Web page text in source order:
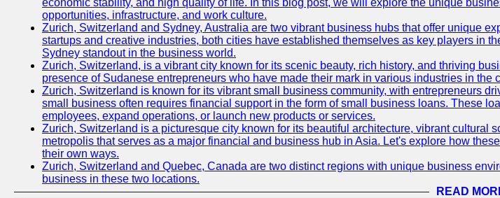
economic stability, and high quality of life. In this blog post, we will explore the unique
opportunities, infrastructure, and work culture.
Zurich, Switzerland and Sydney, Australia are two vibrant business hubs that offer unique
startups and creative industries, both cities have established themselves as key players in
Sydney standout in the business world.
Zurich, Switzerland, is a vibrant city known for its scenic beauty, rich history, and thriving
presence of Sudanese entrepreneurs who have made their mark in various industries in the
Zurich, Switzerland is known for its vibrant small business community, with entrepreneurs
small business often requires financial support in the form of small business loans. These
employees, expand operations, or launch new products or services.
Zurich, Switzerland is a picturesque city known for its beautiful architecture, vibrant cultural
metropolis that serves as a major financial and business hub in Asia. Let's explore how
their own ways.
Zurich, Switzerland and Quebec, Canada are two distinct regions with unique business
business in these two locations.
READ